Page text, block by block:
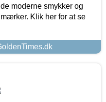
moderne smykker og
Klik her for at se